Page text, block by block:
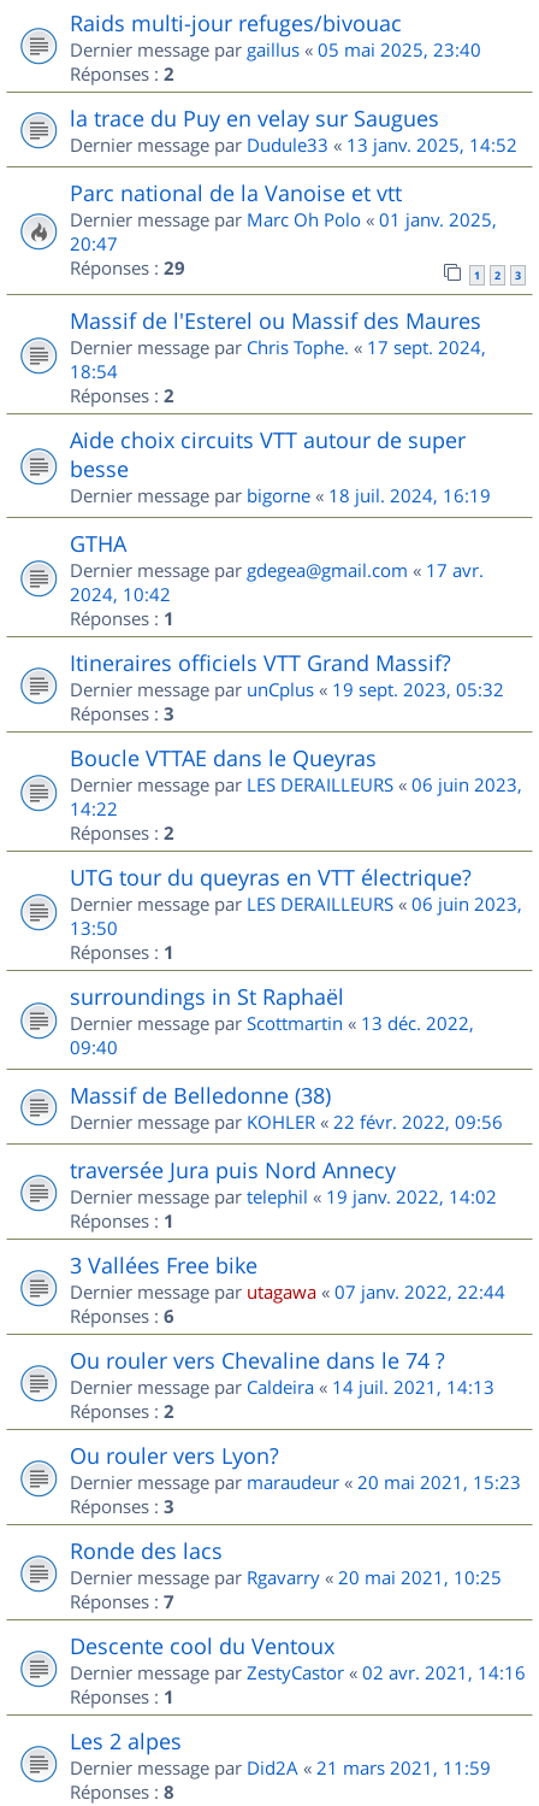
Raids multi-jour refuges/bivouac
Dernier message par gaillus « 05 mai 2025, 23:40
Réponses : 2
la trace du Puy en velay sur Saugues
Dernier message par Dudule33 « 13 janv. 2025, 14:52
Parc national de la Vanoise et vtt
Dernier message par Marc Oh Polo « 01 janv. 2025,
20:47
Réponses : 29 1 2 3
Massif de l'Esterel ou Massif des Maures
Dernier message par Chris Tophe. « 17 sept. 2024,
18:54
Réponses : 2
Aide choix circuits VTT autour de super
besse
Dernier message par bigorne « 18 juil. 2024, 16:19
GTHA
Dernier message par gdegea@gmail.com « 17 avr.
2024, 10:42
Réponses : 1
Itineraires officiels VTT Grand Massif?
Dernier message par unCplus « 19 sept. 2023, 05:32
Réponses : 3
Boucle VTTAE dans le Queyras
Dernier message par LES DERAILLEURS « 06 juin 2023,
14:22
Réponses : 2
UTG tour du queyras en VTT électrique?
Dernier message par LES DERAILLEURS « 06 juin 2023,
13:50
Réponses : 1
surroundings in St Raphaël
Dernier message par Scottmartin « 13 déc. 2022,
09:40
Massif de Belledonne (38)
Dernier message par KOHLER « 22 févr. 2022, 09:56
traversée Jura puis Nord Annecy
Dernier message par telephil « 19 janv. 2022, 14:02
Réponses : 1
3 Vallées Free bike
Dernier message par utagawa « 07 janv. 2022, 22:44
Réponses : 6
Ou rouler vers Chevaline dans le 74 ?
Dernier message par Caldeira « 14 juil. 2021, 14:13
Réponses : 2
Ou rouler vers Lyon?
Dernier message par maraudeur « 20 mai 2021, 15:23
Réponses : 3
Ronde des lacs
Dernier message par Rgavarry « 20 mai 2021, 10:25
Réponses : 7
Descente cool du Ventoux
Dernier message par ZestyCastor « 02 avr. 2021, 14:16
Réponses : 1
Les 2 alpes
Dernier message par Did2A « 21 mars 2021, 11:59
Réponses : 8